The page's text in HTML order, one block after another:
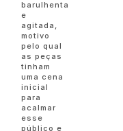
barulhenta
e
agitada,
motivo
pelo qual
as peças
tinham
uma cena
inicial
para
acalmar
esse
público e